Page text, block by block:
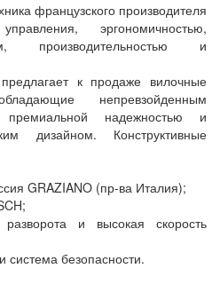
французского производителя
эргономичностью,
производительностью и
к продаже вилочные
непревзойденным
премиальной надежностью и
дизайном. Конструктивные
GRAZIANO (пр-ва Италия);
и высокая скорость
система безопасности.